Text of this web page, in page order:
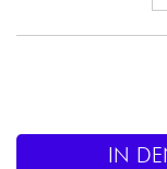
Licht
IN